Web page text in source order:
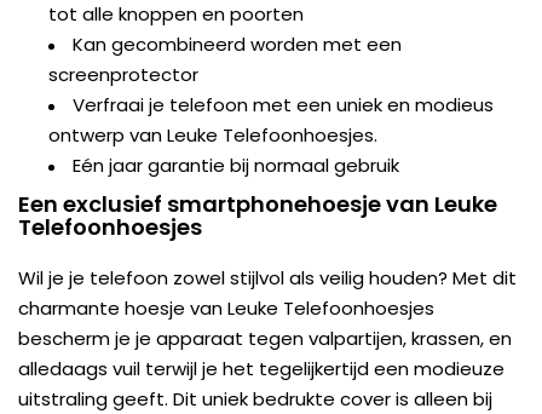
tot alle knoppen en poorten
Kan gecombineerd worden met een
screenprotector
Verfraai je telefoon met een uniek en modieus
ontwerp van Leuke Telefoonhoesjes.
Eén jaar garantie bij normaal gebruik
Een exclusief smartphonehoesje van Leuke
Telefoonhoesjes
Wil je je telefoon zowel stijlvol als veilig houden? Met dit
charmante hoesje van Leuke Telefoonhoesjes
bescherm je je apparaat tegen valpartijen, krassen, en
alledaags vuil terwijl je het tegelijkertijd een modieuze
uitstraling geeft. Dit uniek bedrukte cover is alleen bij